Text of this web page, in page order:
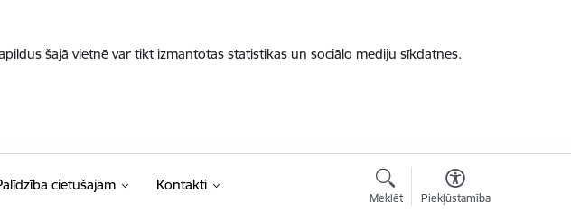
šajā vietnē var tikt izmantotas statistikas un sociālo mediju sīkdatnes.
cietušajam Kontakti
Meklēt Piekļūstamība